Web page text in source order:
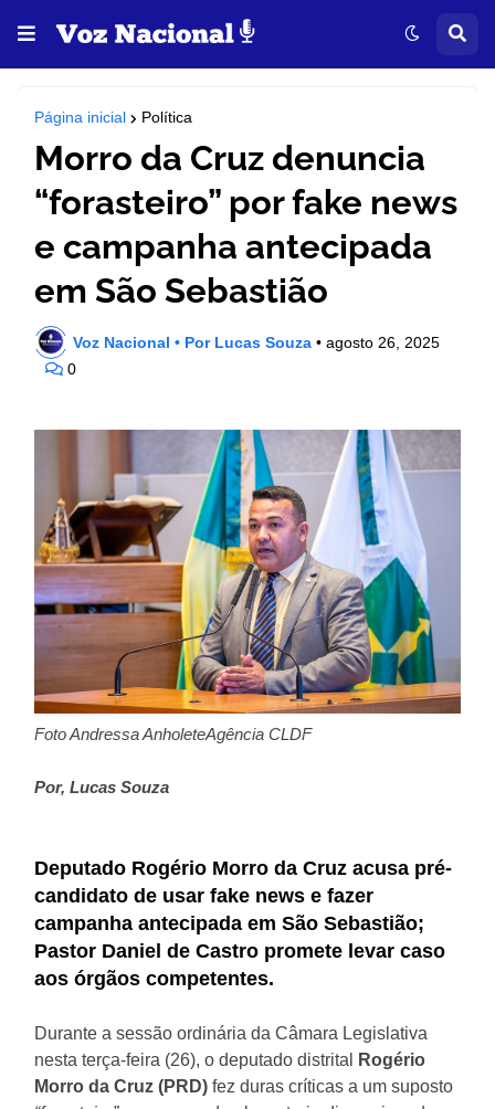
Página inicial Política
Morro da Cruz denuncia
“forasteiro” por fake news
e campanha antecipada
em São Sebastião
Voz Nacional • Por Lucas Souza • agosto 26, 2025
0
Foto Andressa AnholeteAgência CLDF
Por, Lucas Souza
Deputado Rogério Morro da Cruz acusa pré-
candidato de usar fake news e fazer
campanha antecipada em São Sebastião;
Pastor Daniel de Castro promete levar caso
aos órgãos competentes.
Durante a sessão ordinária da Câmara Legislativa
nesta terça-feira (26), o deputado distrital
Rogério
Morro da Cruz (PRD) fez duras críticas a um suposto